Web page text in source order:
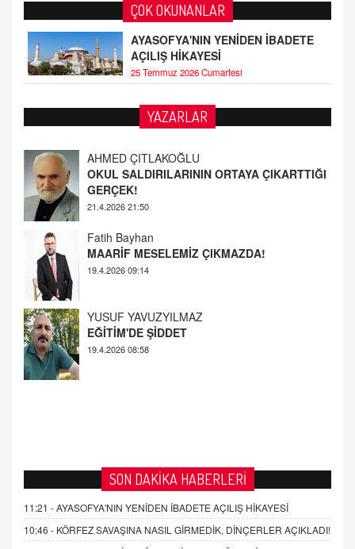
ÇOK OKUNANLAR
AYASOFYA'NIN YENİDEN İBADETE
AÇILIŞ HİKAYESİ
25 Temmuz 2026 Cumartesi
YAZARLAR
AHMED ÇITLAKOĞLU
OKUL SALDIRILARININ ORTAYA ÇIKARTTIĞI
21.4.2026 21:50
Fatih Bayhan
MAARİF MESELEMİZ ÇIKMAZDA!
YUSUF YAVUZYILMAZ
SON DAKİKA HABERLERİ
11:21 -AYASOFYA'NIN YENİDEN İBADETE AÇILIŞ HİKAYESİ
10:46 - KÖRFEZ SAVAŞINA NASIL GİRMEDİK, DİNÇERLER AÇIKLADI!